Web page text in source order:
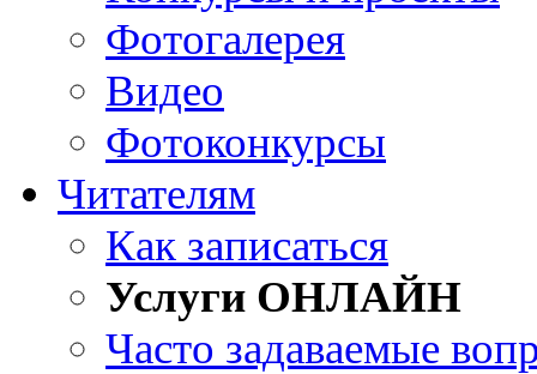
Фотогалерея
Видео
Фотоконкурсы
Читателям
Как записаться
Услуги ОНЛАЙН
Часто задаваемые